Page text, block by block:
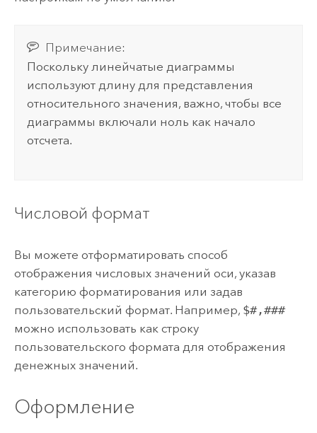
Примечание:
Поскольку линейчатые диаграммы
используют длину для представления
относительного значения, важно, чтобы все
диаграммы включали ноль как начало
отсчета.
Числовой формат
Вы можете отформатировать способ
отображения числовых значений оси, указав
категорию форматирования или задав
пользовательский формат. Например, $#,###
можно использовать как строку
пользовательского формата для отображения
денежных значений.
Оформление